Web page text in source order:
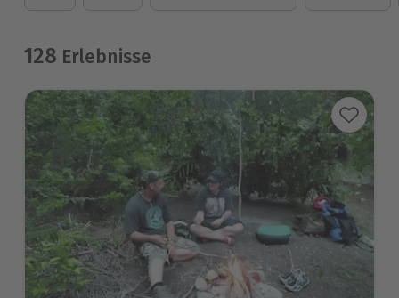
128 Erlebnisse